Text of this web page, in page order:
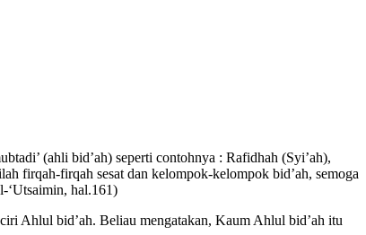
(ahli bid’ah) seperti contohnya : Rafidhah (Syi’ah),
firqah-firqah sesat dan kelompok-kelompok bid’ah, semoga
‘Utsaimin, hal.161)
Ahlul bid’ah. Beliau mengatakan, Kaum Ahlul bid’ah itu